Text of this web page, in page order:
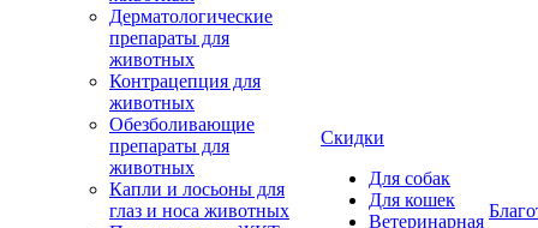
Дерматологические
препараты для
животных
Контрацепция для
животных
Обезболивающие
препараты для
животных
Капли и лосьоны для
глаз и носа животных
Скидки
Для собак
Для кошек
Ветеринарная